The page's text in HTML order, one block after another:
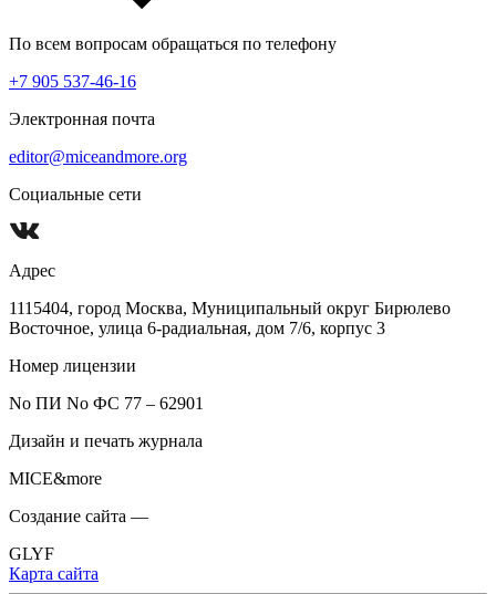
По всем вопросам обращаться по телефону
+7 905 537-46-16
Электронная почта
editor@miceandmore.org
Социальные сети
Адрес
1115404, город Москва, Муниципальный округ Бирюлево
Восточное, улица 6-радиальная, дом 7/6, корпус 3
Номер лицензии
No ПИ No ФС 77 – 62901
Дизайн и печать журнала
MICE&more
Создание сайта —
GLYF
Карта сайта